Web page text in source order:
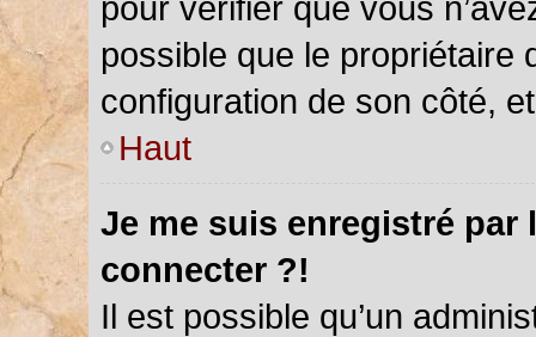
possible que le propriétaire
configuration de son côté,
Haut
Je me suis enregistré par
connecter ?!
Il est possible qu’un